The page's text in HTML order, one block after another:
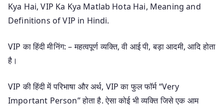
Kya Hai, VIP Ka Kya Matlab Hota Hai, Meaning and
Definitions of VIP in Hindi.
VIP का हिंदी मीनिंग: – महत्वपूर्ण व्यक्ति, वी आई पी, बड़ा आदमी, आदि होता
है।
VIP की हिंदी में परिभाषा और अर्थ, VIP का फुल फॉर्म “Very
Important Person” होता है. ऐसा कोई भी व्यक्ति जिसे एक आम